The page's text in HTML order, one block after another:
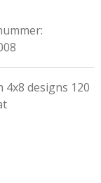
4x8 designs 120